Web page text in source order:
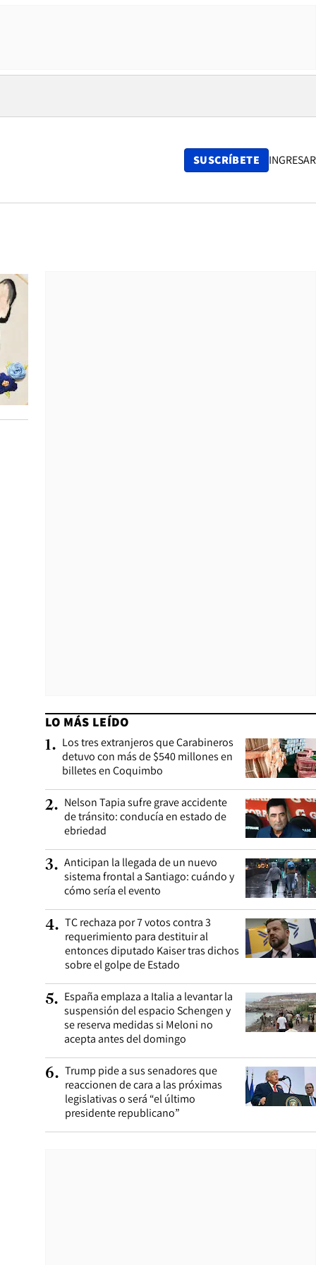
SUSCRÍBETE INGRESAR
LO MÁS LEÍDO
1. Los tres extranjeros que Carabineros
detuvo con más de $540 millones en
billetes en Coquimbo
2. Nelson Tapia sufre grave accidente
de tránsito: conducía en estado de
ebriedad
3. Anticipan la llegada de un nuevo
sistema frontal a Santiago: cuándo y
cómo sería el evento
4. TC rechaza por 7 votos contra 3
requerimiento para destituir al
entonces diputado Kaiser tras dichos
sobre el golpe de Estado
5. España emplaza a Italia a levantar la
suspensión del espacio Schengen y
se reserva medidas si Meloni no
acepta antes del domingo
6. Trump pide a sus senadores que
reaccionen de cara a las próximas
legislativas o será “el último
presidente republicano”